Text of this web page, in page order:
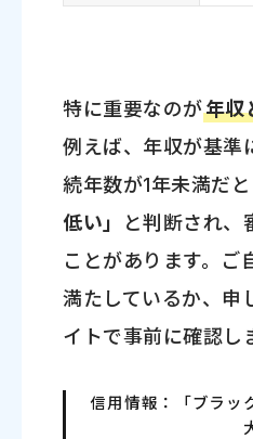
特に重要なのが年収
例えば、年収が基準
続年数が1年未満だと
低い」
と判断され、
ことがあります。ご
満たしているか、申
イトで事前に確認し
信用情報：「ブラッ